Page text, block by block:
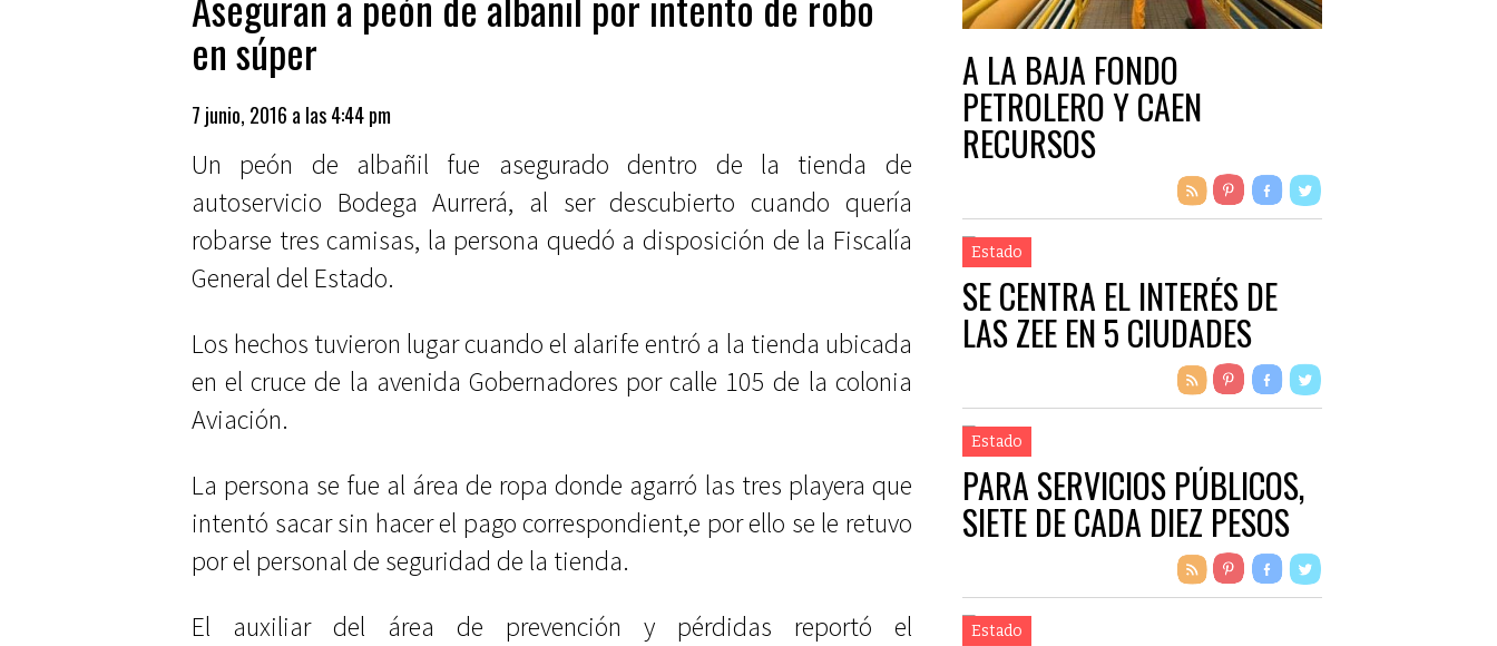
en súper
7 junio, 2016 a las 4:44 pm
Un peón de albañil fue asegurado dentro de la tienda de
autoservicio Bodega Aurrerá, al ser descubierto cuando quería
robarse tres camisas, la persona quedó a disposición de la Fiscalía
General del Estado.
Los hechos tuvieron lugar cuando el alarife entró a la tienda ubicada
en el cruce de la avenida Gobernadores por calle 105 de la colonia
Aviación.
La persona se fue al área de ropa donde agarró las tres playera que
intentó sacar sin hacer el pago correspondient,e por ello se le retuvo
por el personal de seguridad de la tienda.
El auxiliar del área de prevención y pérdidas reportó el
A LA BAJA FONDO
PETROLERO Y CAEN
RECURSOS
Estado
SE CENTRA EL INTERÉS DE
LAS ZEE EN 5 CIUDADES
Estado
PARA SERVICIOS PÚBLICOS,
SIETE DE CADA DIEZ PESOS
Estado